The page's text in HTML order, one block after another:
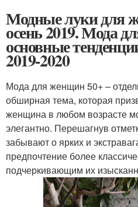
Модные луки для
осень 2019. Мода
основные
2019-2020
Мода для женщин 50+ –
обширная тема, которая
женщина в любом возрасте
элегантно. Перешагнув
забывают о ярких и
предпочтение более
подчеркивающим их